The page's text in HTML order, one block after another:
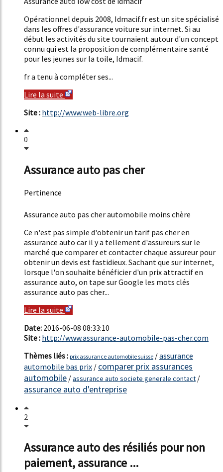
Opérationnel depuis 2008, Idmacif.fr est un site spécialisé
dans les offres d'assurance voiture sur internet. Si au
début les activités du site tournaient autour d'un concept
connu qui est la proposition de complémentaire santé
pour les jeunes sur la toile, Idmacif.
fr a tenu à compléter ses...
Lire la suite
Site : http://www.web-libre.org
0
Assurance auto pas cher
Pertinence
Assurance auto pas cher automobile moins chère
Ce n'est pas simple d'obtenir un tarif pas cher en
assurance auto car il y a tellement d'assureurs sur le
marché que comparer et contacter chaque assureur pour
obtenir un devis est fastidieux. Sachant que sur internet,
lorsque l'on souhaite bénéficier d'un prix attractif en
assurance auto, on tape sur Google les mots clés
assurance auto pas cher...
Lire la suite
Date: 2016-06-08 08:33:10
Site : http://www.assurance-automobile-pas-cher.com
Thèmes liés : prix assurance automobile suisse /assurance
automobile bas prix / comparer prix assurances
automobile /assurance auto societe generale contact /
assurance auto d'entreprise
2
Assurance auto des résiliés pour non
paiement, assurance ...